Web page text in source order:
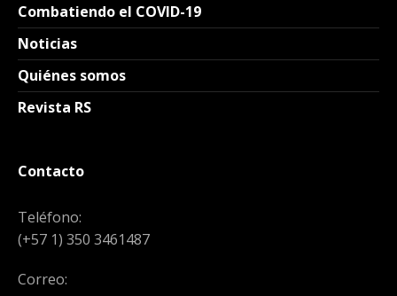
Combatiendo el COVID-19
Noticias
Quiénes somos
Revista RS
Contacto
Teléfono:
(+57 1) 350 3461487
Correo: